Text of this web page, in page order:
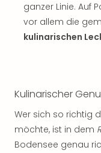
ganzer Linie. Auf
vor allem die
kulinarischen
Kulinarischer
Wer sich so richtig
möchte, ist in dem
Bodensee genau